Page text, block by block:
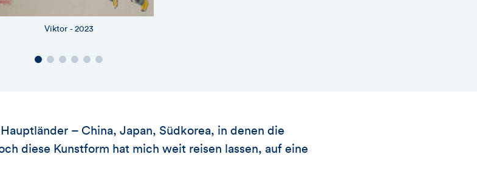
Viktor - 2023
– China, Japan, Südkorea, in denen die
diese Kunstform hat mich weit reisen lassen, auf eine